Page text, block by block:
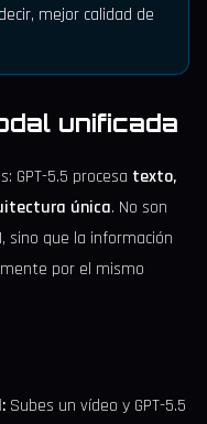
mejor calidad de
unificada
GPT-5.5 procesa texto,
única. No son
sino que la información
por el mismo
Subes un vídeo y GPT-5.5